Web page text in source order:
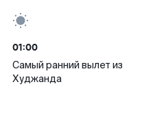
01:00
Самый ранний вылет из
Худжанда